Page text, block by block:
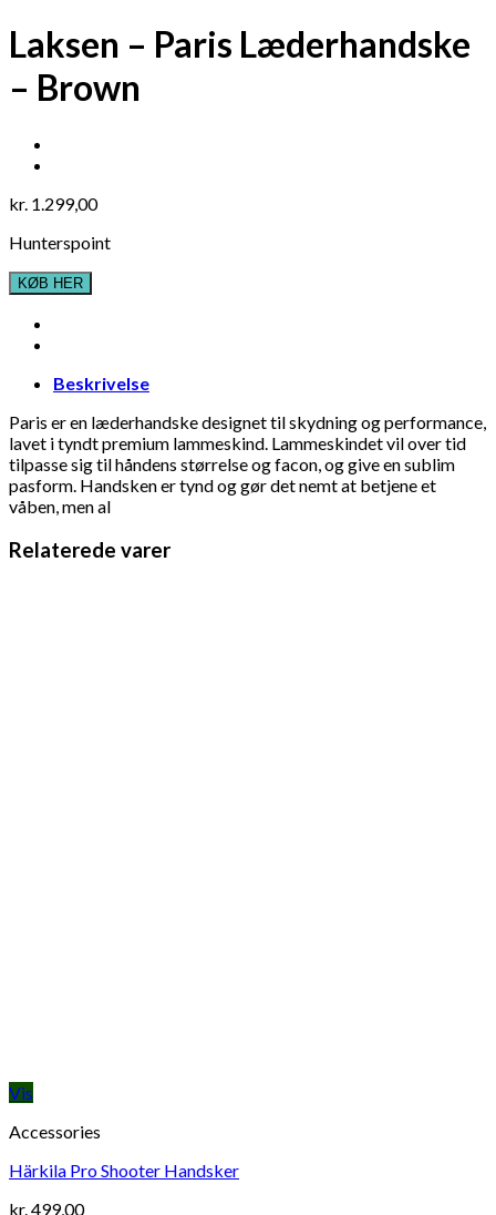
Laksen – Paris Læderhandske
– Brown
kr. 1.299,00
Hunterspoint
KØB HER
Beskrivelse
Paris er en læderhandske designet til skydning og performance,
lavet i tyndt premium lammeskind. Lammeskindet vil over tid
tilpasse sig til håndens størrelse og facon, og give en sublim
pasform. Handsken er tynd og gør det nemt at betjene et
våben, men al
Relaterede varer
Vis
Accessories
Härkila Pro Shooter Handsker
kr.499,00